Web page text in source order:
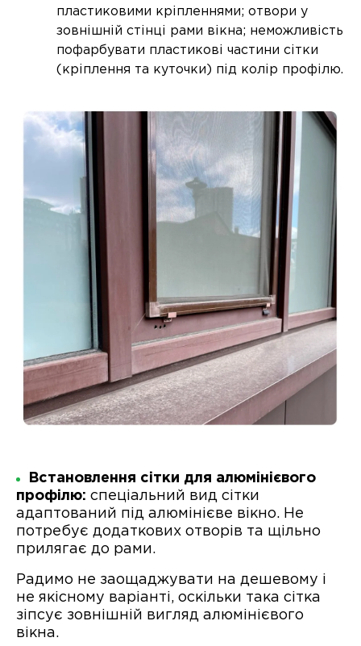
пластиковими кріпленнями; отвори у
зовнішній стінці рами вікна; неможливість
пофарбувати пластикові частини сітки
(кріплення та куточки) під колір профілю.
Встановлення сітки для алюмінієвого
профілю: спеціальний вид сітки
адаптований під алюмінієве вікно. Не
потребує додаткових отворів та щільно
прилягає до рами.
Радимо не заощаджувати на дешевому і
не якісному варіанті, оскільки така сітка
зіпсує зовнішній вигляд алюмінієвого
вікна.